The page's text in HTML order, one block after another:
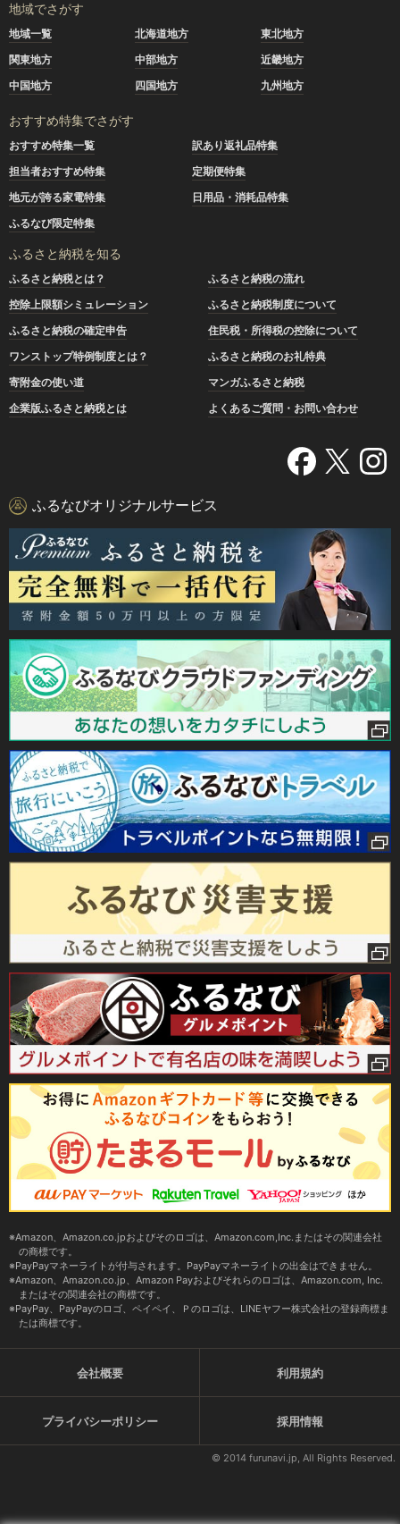
地域でさがす
地域一覧 北海道地方
東北地方
関東地方
中部地方
近畿地方
中国地方
四国地方 九州地方
おすすめ特集でさがす
おすすめ特集一覧
訳あり返礼品特集
担当者おすすめ特集
定期便特集
地元が誇る家電特集
日用品・消耗品特集
ふるなび限定特集
ふるさと納税を知る
ふるさと納税とは？
ふるさと納税の流れ
控除上限額シミュレーション
ふるさと納税制度について
ふるさと納税の確定申告
住民税・所得税の控除について
ワンストップ特例制度とは？
ふるさと納税のお礼特典
寄附金の使い道
マンガふるさと納税
企業版ふるさと納税とは
よくあるご質問・お問い合わせ
ふるなびオリジナルサービス
Amazon、Amazon.co.jpおよびそのロゴは、Amazon.com,Inc.またはその関連会社
の商標です。
PayPayマネーライトが付与されます。PayPayマネーライトの出金はできません。
Amazon、Amazon.co.jp、Amazon Payおよびそれらのロゴは、Amazon.com, Inc.
またはその関連会社の商標です。
PayPay、PayPayのロゴ、ペイペイ、Ｐのロゴは、LINEヤフー株式会社の登録商標ま
たは商標です。
会社概要 利用規約
プライバシーポリシー 採用情報
© 2014 furunavi.jp, All Rights Reserved.